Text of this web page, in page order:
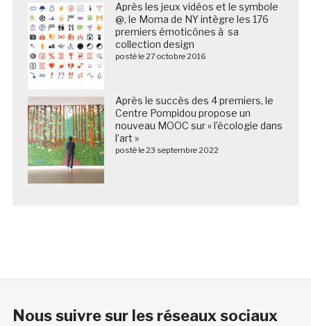
Après les jeux vidéos et le symbole
@, le Moma de NY intègre les 176
premiers émoticônes à sa
collection design
posté le 27 octobre 2016
Après le succès des 4 premiers, le
Centre Pompidou propose un
nouveau MOOC sur « l’écologie dans
l’art »
posté le 23 septembre 2022
Nous suivre sur les réseaux sociaux